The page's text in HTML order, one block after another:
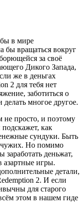
бы в мире
бы вращаться вокруг
за своё
Дикого Запада,
же в деньгах
2 для тебя нет
заботиться о
многое другое.
не просто, и поэтому
как
сундуки. Быть
чужих. Но помимо
заработать деньжат,
азартные игры.
детали,
2. И если
для старого
этом в нашем гиде